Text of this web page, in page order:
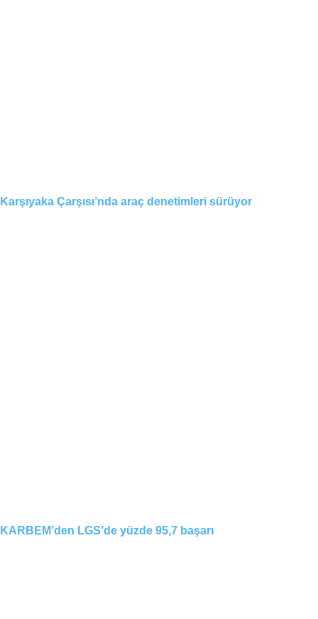
Karşıyaka Çarşısı’nda araç denetimleri sürüyor
KARBEM’den LGS’de yüzde 95,7 başarı